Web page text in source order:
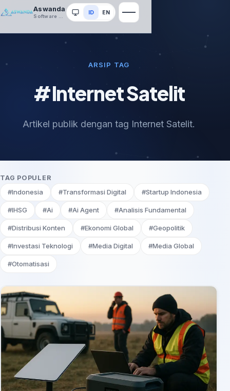
Aswanda
Sistem
ID EN
ARSIP TAG
#Internet Satelit
Artikel publik dengan tag Internet Satelit.
TAG POPULER
#Indonesia #Transformasi Digital #Startup Indonesia
#IHSG #Ai #Ai Agent #Analisis Fundamental
#Distribusi Konten #Ekonomi Global #Geopolitik
#Investasi Teknologi #Media Digital #Media Global
#Otomatisasi